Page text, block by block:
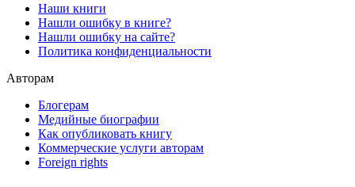
Наши книги
Нашли ошибку в книге?
Нашли ошибку на сайте?
Политика конфиденциальности
Авторам
Блогерам
Медийные биографии
Как опубликовать книгу
Коммерческие услуги авторам
Foreign rights